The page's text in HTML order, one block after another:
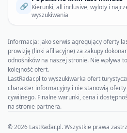
🔗 Kierunki, all inclusive, wyloty i
wyszukiwania
Informacja: jako serwis agregujący oferty
prowizję (linki afiliacyjne) za zakupy
odnośników na naszej stronie. Nie wpływa
kolejność ofert.
LastRadar.pl to wyszukiwarka ofert
charakter informacyjny i nie stanowią
cywilnego. Finalne warunki, cena i
na stronie partnera.
© 2026 LastRadar.pl. Wszystkie prawa